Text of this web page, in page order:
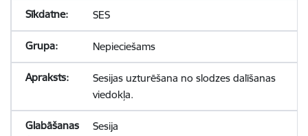
SES
Nepieciešams
Sesijas uzturēšana no slodzes dalīšanas
viedokļa.
Sesija